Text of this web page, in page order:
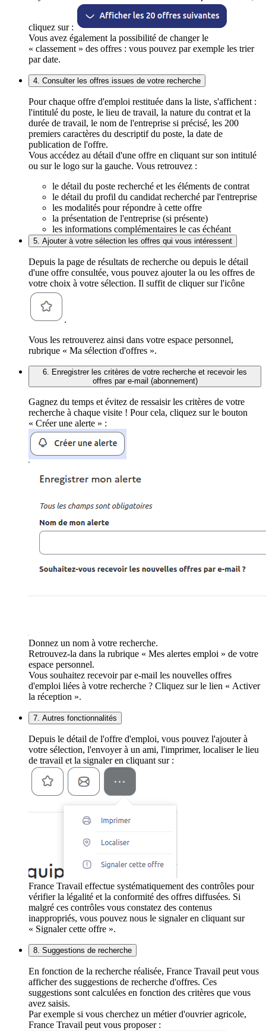
cliquez sur :
Vous avez également la possibilité de changer le
« classement » des offres : vous pouvez par exemple les trier
par date.
4. Consulter les offres issues de votre recherche
Pour chaque offre d'emploi restituée dans la liste, s'affichent :
l'intitulé du poste, le lieu de travail, la nature du contrat et la
durée de travail, le nom de l'entreprise si précisé, les 200
premiers caractères du descriptif du poste, la date de
publication de l'offre.
Vous accédez au détail d'une offre en cliquant sur son intitulé
ou sur le logo sur la gauche. Vous retrouvez :
le détail du poste recherché et les éléments de contrat
le détail du profil du candidat recherché par l'entreprise
les modalités pour répondre à cette offre
la présentation de l'entreprise (si présente)
les informations complémentaires le cas échéant
5. Ajouter à votre sélection les offres qui vous intéressent
Depuis la page de résultats de recherche ou depuis le détail
d'une offre consultée, vous pouvez ajouter la ou les offres de
votre choix à votre sélection. Il suffit de cliquer sur l'icône
.
Vous les retrouverez ainsi dans votre espace personnel,
rubrique « Ma sélection d'offres ».
6. Enregistrer les critères de votre recherche et recevoir les
offres par e-mail (abonnement)
Gagnez du temps et évitez de ressaisir les critères de votre
recherche à chaque visite ! Pour cela, cliquez sur le bouton
« Créer une alerte » :
Donnez un nom à votre recherche.
Retrouvez-la dans la rubrique « Mes alertes emploi » de votre
espace personnel.
Vous souhaitez recevoir par e-mail les nouvelles offres
d'emploi liées à votre recherche ? Cliquez sur le lien « Activer
la réception ».
7. Autres fonctionnalités
Depuis le détail de l'offre d'emploi, vous pouvez l'ajouter à
votre sélection, l'envoyer à un ami, l'imprimer, localiser le lieu
de travail et la signaler en cliquant sur :
France Travail effectue systématiquement des contrôles pour
vérifier la légalité et la conformité des offres diffusées. Si
malgré ces contrôles vous constatez des contenus
inappropriés, vous pouvez nous le signaler en cliquant sur
« Signaler cette offre ».
8. Suggestions de recherche
En fonction de la recherche réalisée, France Travail peut vous
afficher des suggestions de recherche d'offres. Ces
suggestions sont calculées en fonction des critères que vous
avez saisis.
Par exemple si vous cherchez un métier d'ouvrier agricole,
France Travail peut vous proposer :